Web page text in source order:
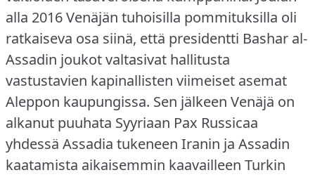
alla 2016 Venäjän tuhoisilla pommituksilla oli
ratkaiseva osa siinä, että presidentti Bashar al-
Assadin joukot valtasivat hallitusta
vastustavien kapinallisten viimeiset asemat
Aleppon kaupungissa. Sen jälkeen Venäjä on
alkanut puuhata Syyriaan Pax Russicaa
yhdessä Assadia tukeneen Iranin ja Assadin
kaatamista aikaisemmin kaavailleen Turkin